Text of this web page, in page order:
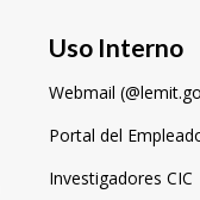
Uso Interno
Webmail
Portal del
Investigadores CIC